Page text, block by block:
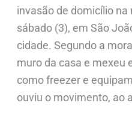
invasão de domicílio
sábado (3), em São
cidade. Segundo a
muro da casa e mexeu
como freezer e
ouviu o movimento, ao